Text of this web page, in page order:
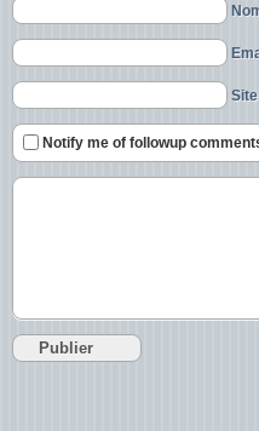
Notify me of followup